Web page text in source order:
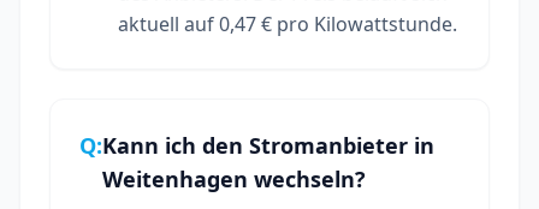
aktuell auf 0,47 € pro Kilowattstunde.
Q:Kann ich den Stromanbieter in
Weitenhagen wechseln?